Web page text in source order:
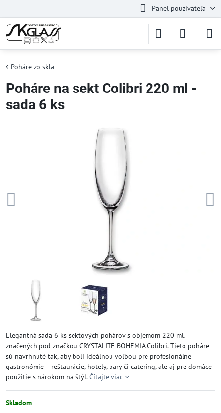
Panel používateľa
Poháre zo skla
Poháre na sekt Colibri 220 ml -
sada 6 ks
Elegantná sada 6 ks sektových pohárov s objemom 220 ml,
značených pod značkou CRYSTALITE BOHEMIA Colibri. Tieto poháre
sú navrhnuté tak, aby boli ideálnou voľbou pre profesionálne
gastronómie – reštaurácie, hotely, bary či catering, ale aj pre domáce
použitie s nárokom na štýl.Čítajte viac
Skladom